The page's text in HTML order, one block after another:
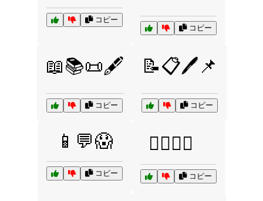
コピー
コピー
📖📚📜🖋️
コピー
📝📋🖊️📌
コピー
📱💬😱
コピー
🕵️‍♂️🔦🧭
コピー